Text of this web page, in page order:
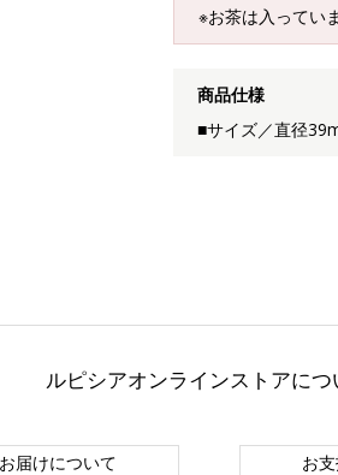
※お茶は入ってい
商品仕様
■サイズ／直径
ルピシアオンラインストアにつ
お届けについて お